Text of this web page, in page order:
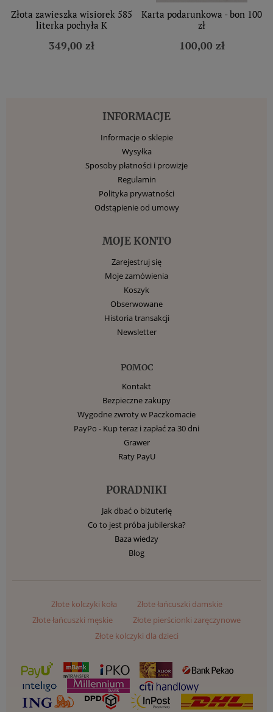
Złota zawieszka wisiorek 585
literka pochyła K
349,00 zł
Karta podarunkowa - bon 100
zł
100,00 zł
INFORMACJE
Informacje o sklepie
Wysyłka
Sposoby płatności i prowizje
Regulamin
Polityka prywatności
Odstąpienie od umowy
MOJE KONTO
Zarejestruj się
Moje zamówienia
Koszyk
Obserwowane
Historia transakcji
Newsletter
POMOC
Kontakt
Bezpieczne zakupy
Wygodne zwroty w Paczkomacie
PayPo - Kup teraz i zapłać za 30 dni
Grawer
Raty PayU
PORADNIKI
Jak dbać o biżuterię
Co to jest próba jubilerska?
Baza wiedzy
Blog
Złote kolczyki koła
Złote łańcuszki damskie
Złote łańcuszki męskie
Złote pierścionki zaręczynowe
Złote kolczyki dla dzieci